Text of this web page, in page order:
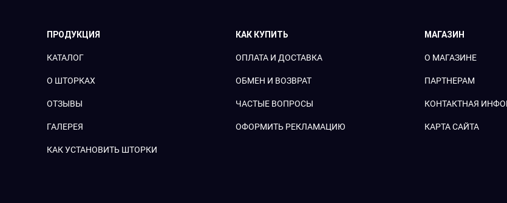
ПРОДУКЦИЯ
КАТАЛОГ
О ШТОРКАХ
ОТЗЫВЫ
ГАЛЕРЕЯ
КАК УСТАНОВИТЬ ШТОРКИ
КАК КУПИТЬ
ОПЛАТА И ДОСТАВКА
ОБМЕН И ВОЗВРАТ
ЧАСТЫЕ ВОПРОСЫ
ОФОРМИТЬ РЕКЛАМАЦИЮ
МАГАЗИН
О МАГАЗИНЕ
ПАРТНЕРАМ
КОНТАКТНАЯ
КАРТА САЙТА